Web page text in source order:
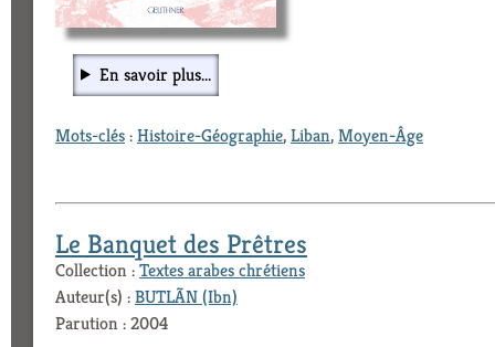
En savoir plus...
Mots-clés:Histoire-Géographie,Liban,Moyen-Âge
Le Banquet des Prêtres
Collection :Textes arabes chrétiens
Auteur(s) :BUTLÃN (Ibn)
Parution : 2004